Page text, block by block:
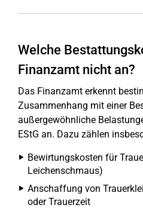
Welche
Finanzamt nicht an?
Das Finanzamt erkennt
Zusammenhang mit einer
außergewöhnliche
EStG an. Dazu zählen
Bewirtungskosten für
Leichenschmaus)
Anschaffung von
oder Trauerzeit